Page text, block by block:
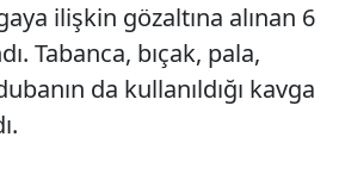
ilişkin gözaltına alınan 6
Tabanca, bıçak, pala,
da kullanıldığı kavga